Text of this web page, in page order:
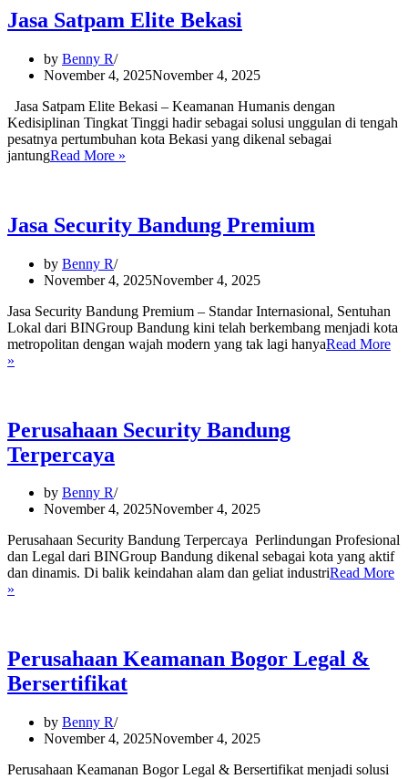
Jasa Satpam Elite Bekasi
by Benny R
November 4, 2025November 4, 2025
Jasa Satpam Elite Bekasi – Keamanan Humanis dengan
Kedisiplinan Tingkat Tinggi hadir sebagai solusi unggulan di tengah
pesatnya pertumbuhan kota Bekasi yang dikenal sebagai
jantungRead More »
Jasa Security Bandung Premium
by Benny R
November 4, 2025November 4, 2025
Jasa Security Bandung Premium – Standar Internasional, Sentuhan
Lokal dari BINGroup Bandung kini telah berkembang menjadi kota
metropolitan dengan wajah modern yang tak lagi hanyaRead More
»
Perusahaan Security Bandung
Terpercaya
by Benny R
November 4, 2025November 4, 2025
Perusahaan Security Bandung Terpercaya Perlindungan Profesional
dan Legal dari BINGroup Bandung dikenal sebagai kota yang aktif
dan dinamis. Di balik keindahan alam dan geliat industriRead More
»
Perusahaan Keamanan Bogor Legal &
Bersertifikat
by Benny R
November 4, 2025November 4, 2025
Perusahaan Keamanan Bogor Legal & Bersertifikat menjadi solusi